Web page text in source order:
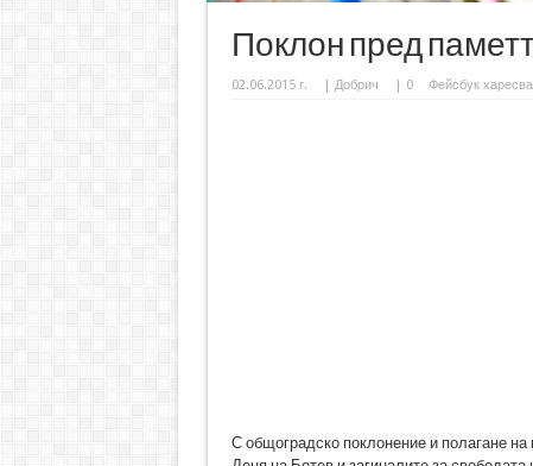
Поклон пред
02.06.2015 г. | Добрич | 0 Фейсбук
С общоградско поклонение и полагане